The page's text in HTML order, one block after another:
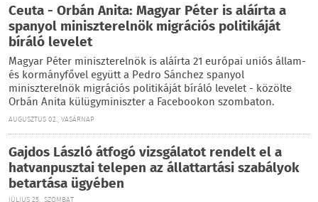
Ceuta - Orbán Anita: Magyar Péter is aláírta a
spanyol miniszterelnök migrációs politikáját
bíráló levelet
Magyar Péter miniszterelnök is aláírta 21 európai uniós állam-
és kormányfővel együtt a Pedro Sánchez spanyol
miniszterelnök migrációs politikáját bíráló levelet - közölte
Orbán Anita külügyminiszter a Facebookon szombaton.
AUGUSZTUS 02., VASÁRNAP
Gajdos László átfogó vizsgálatot rendelt el a
hatvanpusztai telepen az állattartási szabályok
betartása ügyében